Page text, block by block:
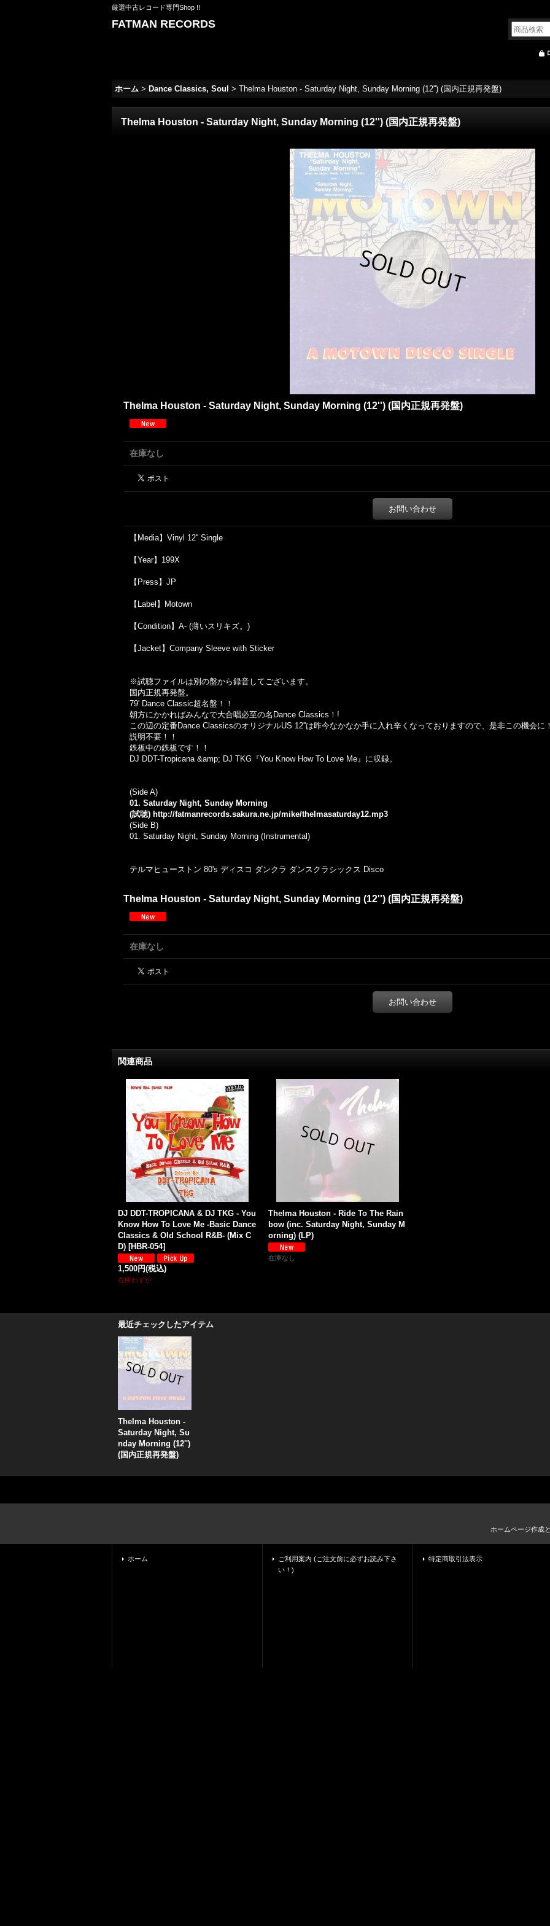
厳選中古レコード専門Shop !!
FATMAN RECORDS
ホーム > Dance Classics, Soul > Thelma Houston - Saturday Night, Sunday Morning (12'') (国内正規再発盤)
Thelma Houston - Saturday Night, Sunday Morning (12'') (国内正規再発盤)
Thelma Houston - Saturday Night, Sunday Morning (12'') (国内正規再発盤)
在庫なし
お問い合わせ
【Media】Vinyl 12'' Single
【Year】199X
【Press】JP
【Label】Motown
【Condition】A- (薄いスリキズ。)
【Jacket】Company Sleeve with Sticker
※試聴ファイルは別の盤から録音してございます。
国内正規再発盤。
79' Dance Classic超名盤！！
朝方にかかればみんなで大合唱必至の名Dance Classics！!
この辺の定番Dance ClassicsのオリジナルUS 12''は昨今なかなか手に入れ辛くなっておりますので、是非この機会に
説明不要！！
鉄板中の鉄板です！！
DJ DDT-Tropicana &amp; DJ TKG『You Know How To Love Me』に収録。
(Side A)
01. Saturday Night, Sunday Morning
(試聴) http://fatmanrecords.sakura.ne.jp/mike/thelmasaturday12.mp3
(Side B)
01. Saturday Night, Sunday Morning (Instrumental)
テルマヒューストン 80's ディスコ ダンクラ ダンスクラシックス Disco
Thelma Houston - Saturday Night, Sunday Morning (12'') (国内正規再発盤)
在庫なし
お問い合わせ
関連商品
DJ DDT-TROPICANA & DJ TKG - You
Know How To Love Me -Basic Dance
Classics & Old School R&B- (Mix C
D) [HBR-054]
1,500円(税込)
在庫わずか
Thelma Houston - Ride To The Rain
bow (inc. Saturday Night, Sunday M
orning) (LP)
在庫なし
最近チェックしたアイテム
Thelma Houston -
Saturday Night, Su
nday Morning (12'')
(国内正規再発盤)
ホームページ作成
ホーム
ご利用案内 (ご注文前に必ずお読み下さ
い！)
特定商取引法表示